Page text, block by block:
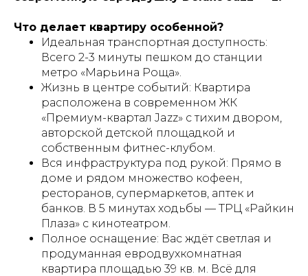
Что делает квартиру особенной?
Идеальная транспортная доступность:
Всего 2-3 минуты пешком до станции
метро «Марьина Роща».
Жизнь в центре событий: Квартира
расположена в современном ЖК
«Премиум-квартал Jazz» с тихим двором,
авторской детской площадкой и
собственным фитнес-клубом.
Вся инфраструктура под рукой: Прямо в
доме и рядом множество кофеен,
ресторанов, супермаркетов, аптек и
банков. В 5 минутах ходьбы — ТРЦ «Райкин
Плаза» с кинотеатром.
Полное оснащение: Вас ждёт светлая и
продуманная евродвухкомнатная
квартира площадью 39 кв. м. Всё для